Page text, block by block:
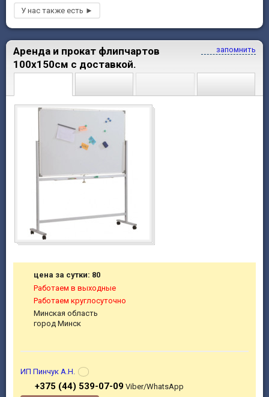
запомнить
Аренда и прокат флипчартов
100х150см с доставкой.
цена за сутки: 80
Работаем в выходные
Работаем круглосуточно
Минская область
город Минск
ИП Пинчук А.Н.
+375 (44) 539-07-09Viber/WhatsApp